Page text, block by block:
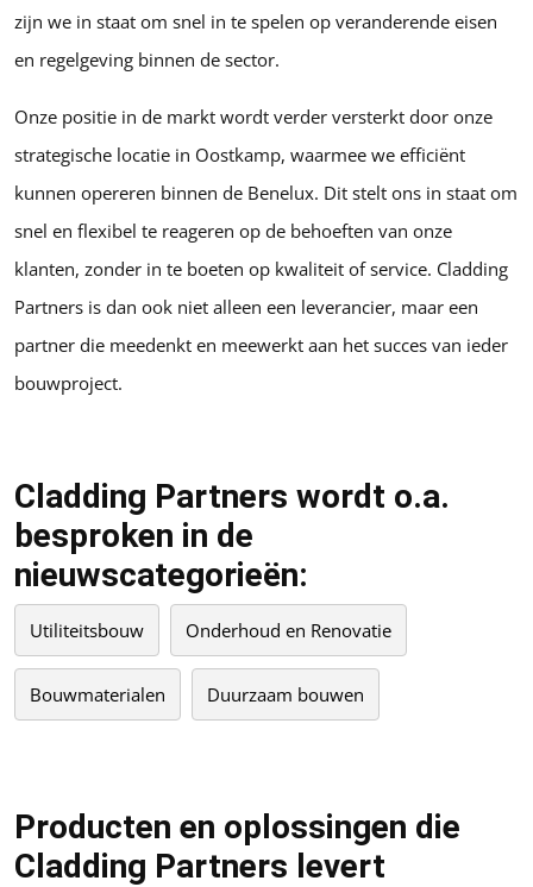
zijn we in staat om snel in te spelen op veranderende eisen
en regelgeving binnen de sector.
Onze positie in de markt wordt verder versterkt door onze
strategische locatie in Oostkamp, waarmee we efficiënt
kunnen opereren binnen de Benelux. Dit stelt ons in staat om
snel en flexibel te reageren op de behoeften van onze
klanten, zonder in te boeten op kwaliteit of service. Cladding
Partners is dan ook niet alleen een leverancier, maar een
partner die meedenkt en meewerkt aan het succes van ieder
bouwproject.
Cladding Partners wordt o.a.
besproken in de
nieuwscategorieën:
Utiliteitsbouw Onderhoud en Renovatie
Bouwmaterialen Duurzaam bouwen
Producten en oplossingen die
Cladding Partners levert